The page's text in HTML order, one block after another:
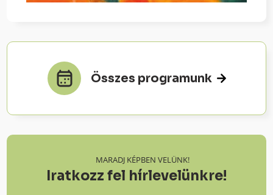
Összes programunk
MARADJ KÉPBEN VELÜNK!
Iratkozz fel hírlevelünkre!